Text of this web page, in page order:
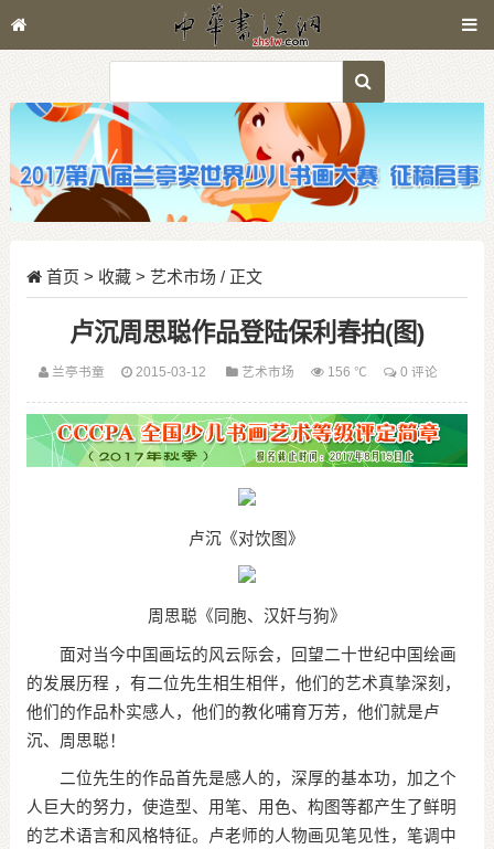
首页 > 收藏> 艺术市场 / 正文
卢沉周思聪作品登陆保利春拍(图)
兰亭书童 2015-03-12 艺术市场 156 ℃ 0 评论
卢沉《对饮图》
周思聪《同胞、汉奸与狗》
面对当今中国画坛的风云际会，回望二十世纪中国绘画
的发展历程 ，有二位先生相生相伴，他们的艺术真挚深刻，
他们的作品朴实感人，他们的教化哺育万芳，他们就是卢
沉、周思聪！
二位先生的作品首先是感人的，深厚的基本功，加之个
人巨大的努力，使造型、用笔、用色、构图等都产生了鲜明
的艺术语言和风格特征。卢老师的人物画见笔见性，笔调中